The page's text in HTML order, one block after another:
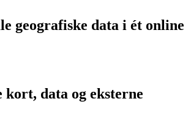
geografiske data i ét online
kort, data og eksterne